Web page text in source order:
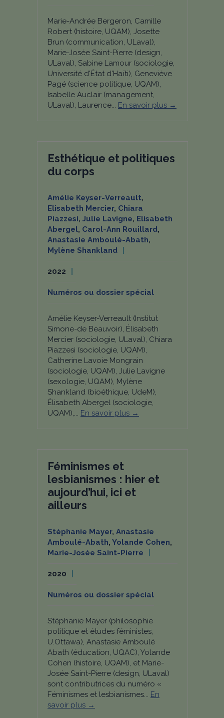
Marie-Andrée Bergeron, Camille
Robert (histoire, UQAM), Josette
Brun (communication, ULaval),
Marie-Josée Saint-Pierre (design,
ULaval), Sabine Lamour (sociologie,
Université d'État d'Haïti), Geneviève
Pagé (science politique, UQAM),
Isabelle Auclair (management,
ULaval), Laurence... En savoir plus →
Esthétique et politiques
du corps
Amélie Keyser-Verreault,
Elisabeth Mercier, Chiara
Piazzesi, Julie Lavigne, Elisabeth
Abergel, Carol-Ann Rouillard,
Anastasie Amboulé-Abath,
Mylène Shankland
2022
Numéros ou dossier spécial
Amélie Keyser-Verreault (Institut
Simone-de Beauvoir), Élisabeth
Mercier (sociologie, ULaval), Chiara
Piazzesi (sociologie, UQAM),
Catherine Lavoie Mongrain
(sociologie, UQAM), Julie Lavigne
(sexologie, UQAM), Mylène
Shankland (bioéthique, UdeM),
Élisabeth Abergel (sociologie,
UQAM),... En savoir plus →
Féminismes et
lesbianismes : hier et
aujourd’hui, ici et
ailleurs
Stéphanie Mayer, Anastasie
Amboulé-Abath, Yolande Cohen,
Marie-Josée Saint-Pierre
2020
Numéros ou dossier spécial
Stéphanie Mayer (philosophie
politique et études féministes,
U.Ottawa), Anastasie Amboulé
Abath (éducation, UQAC), Yolande
Cohen (histoire, UQAM), et Marie-
Josée Saint-Pierre (design, ULaval)
sont contributrices du numéro «
Féminismes et lesbianismes... En
savoir plus →